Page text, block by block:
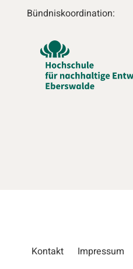
Bündniskoordination:
Kontakt Impressum